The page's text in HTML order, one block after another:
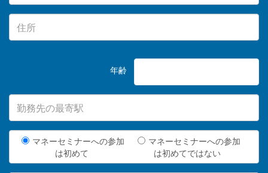
年齢
マネーセミナーへの参加
は初めて
マネーセミナーへの参加
は初めてではない